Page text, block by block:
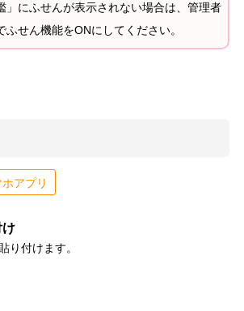
」にふせんが表示されない場合は、管理者
ふせん機能をONにしてください。
ホアプリ
け
り付けます。